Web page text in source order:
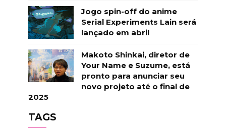
Jogo spin-off do anime
Serial Experiments Lain será
lançado em abril
Makoto Shinkai, diretor de
Your Name e Suzume, está
pronto para anunciar seu
novo projeto até o final de
2025
TAGS